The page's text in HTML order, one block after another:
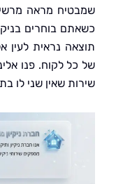
מראה מרשים
בוחרים בניקיון
נראית לעין אלא גם
לקוח. פנו אלינו בעמוד
שאין שני לו בתחום